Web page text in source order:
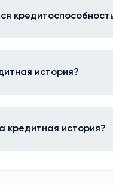
история?
кредитная история?